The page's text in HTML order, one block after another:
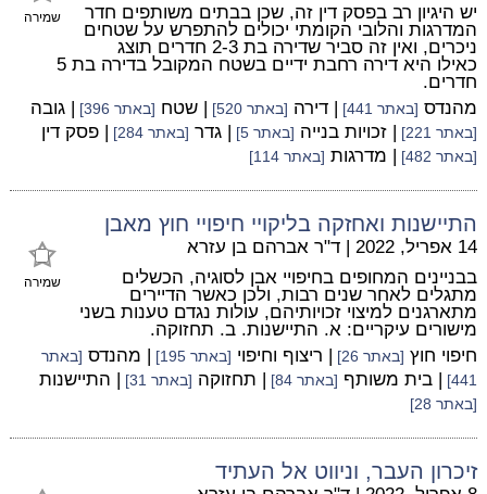
שמירה
יש היגיון רב בפסק דין זה, שכן בבתים משותפים חדר
המדרגות והלובי הקומתי יכולים להתפרש על שטחים
ניכרים, ואין זה סביר שדירה בת 2-3 חדרים תוצג
כאילו היא דירה רחבת ידיים בשטח המקובל בדירה בת 5
חדרים.
מהנדס [באתר 441] | דירה [באתר 520] | שטח [באתר 396] | גובה
[באתר 221] | זכויות בנייה [באתר 5] | גדר [באתר 284] | פסק דין
[באתר 482] | מדרגות [באתר 114]
התיישנות ואחזקה בליקויי חיפויי חוץ מאבן
שמירה
14 אפריל, 2022 | ד"ר אברהם בן עזרא
בבניינים המחופים בחיפויי אבן לסוגיה, הכשלים
מתגלים לאחר שנים רבות, ולכן כאשר הדיירים
מתארגנים למיצוי זכויותיהם, עולות נגדם טענות בשני
מישורים עיקריים: א. התיישנות. ב. תחזוקה.
חיפוי חוץ [באתר 26] | ריצוף וחיפוי [באתר 195] | מהנדס [באתר
441]
| בית משותף [באתר 84] | תחזוקה [באתר 31] | התיישנות
[באתר 28]
זיכרון העבר, וניווט אל העתיד